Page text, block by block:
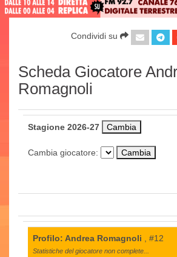
Condividi su
Scheda Giocatore
Romagnoli
Stagione 2026-27
Cambia giocatore:
Profilo: Andrea Romagnoli , #12
Statistiche del giocatore non complete...